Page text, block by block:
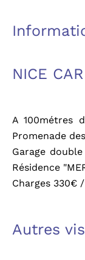
NICE
A 100métres
Promenade
Garage
Résidence
Charges 330€
Autres